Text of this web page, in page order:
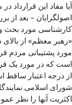
آیا مفاد این
اصولگرایان – بعد از
کارشناسی مورد بحث و
«رهبر معظم» از
مورد پشتیبانی مردم
است که در مورد یک
از درجه اعتبار ساقط
شورای اسلامی
اکثریت آنها را نظر